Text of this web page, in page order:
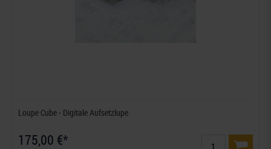
Loupe Cube - Digitale Aufsetzlupe
175,00 €*